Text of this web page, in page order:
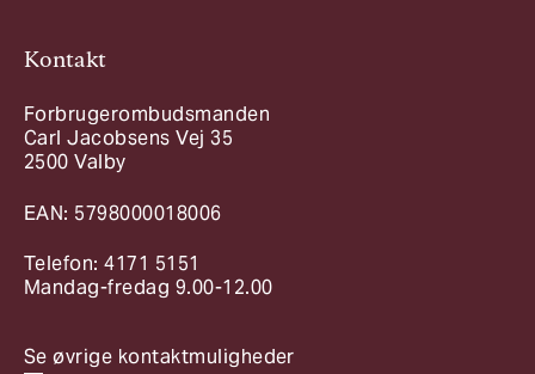
Kontakt
Forbrugerombudsmanden
Carl Jacobsens Vej 35
2500 Valby
EAN: 5798000018006
Telefon: 4171 5151
Mandag-fredag 9.00-12.00
Se øvrige kontaktmuligheder